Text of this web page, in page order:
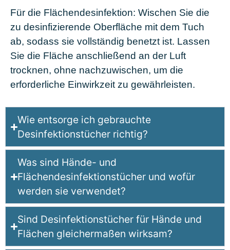
Für die Flächendesinfektion: Wischen Sie die
zu desinfizierende Oberfläche mit dem Tuch
ab, sodass sie vollständig benetzt ist. Lassen
Sie die Fläche anschließend an der Luft
trocknen, ohne nachzuwischen, um die
erforderliche Einwirkzeit zu gewährleisten.
Wie entsorge ich gebrauchte
Desinfektionstücher richtig?
Was sind Hände- und
Flächendesinfektionstücher und wofür
werden sie verwendet?
Sind Desinfektionstücher für Hände und
Flächen gleichermaßen wirksam?